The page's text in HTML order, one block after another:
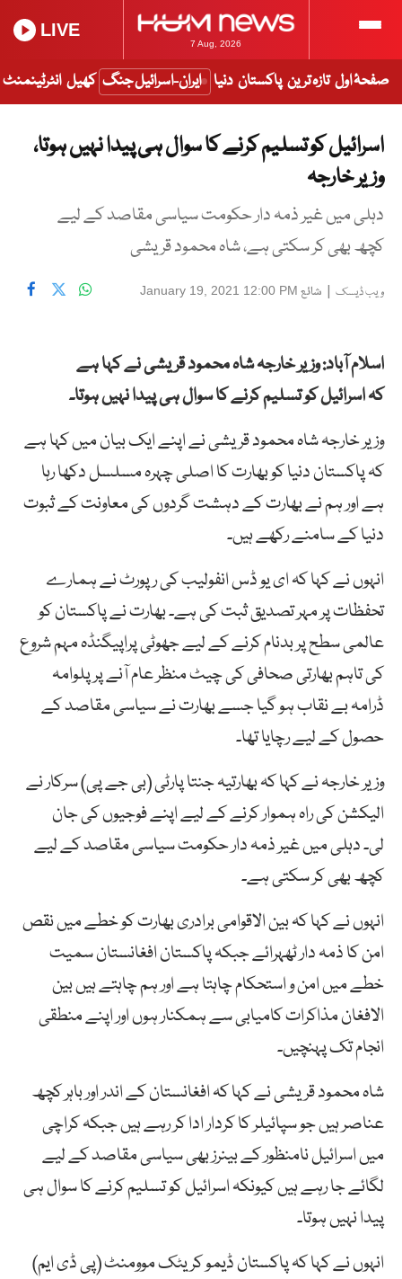
7 Aug, 2026
LIVE
صفحۂ اول تازہ ترین پاکستان دنیا ایران-اسرائیل جنگ کھیل انٹرٹینمنٹ
اسرائیل کو تسلیم کرنے کا سوال ہی پیدا نہیں ہوتا،
وزیر خارجہ
دہلی میں غیر ذمہ دار حکومت سیاسی مقاصد کے لیے
کچھ بھی کر سکتی ہے، شاہ محمود قریشی
ویب ڈیسک | شائع January 19, 2021 12:00 PM
اسلام آباد: وزیر خارجہ شاہ محمود قریشی نے کہا ہے
کہ اسرائیل کو تسلیم کرنے کا سوال ہی پیدا نہیں ہوتا۔
وزیر خارجہ شاہ محمود قریشی نے اپنے ایک بیان میں کہا ہے
کہ پاکستان دنیا کو بھارت کا اصلی چہرہ مسلسل دکھا رہا
ہے اور ہم نے بھارت کے دہشت گردوں کی معاونت کے ثبوت
دنیا کے سامنے رکھے ہیں۔
انہوں نے کہا کہ ای یو ڈس انفولیب کی رپورٹ نے ہمارے
تحفظات پر مہر تصدیق ثبت کی ہے۔ بھارت نے پاکستان کو
عالمی سطح پر بدنام کرنے کے لیے جھوٹی پراپیگنڈہ مہم شروع
کی تاہم بھارتی صحافی کی چیٹ منظر عام آنے پر پلوامہ
ڈرامہ بے نقاب ہو گیا جسے بھارت نے سیاسی مقاصد کے
حصول کے لیے رچایا تھا۔
وزیر خارجہ نے کہا کہ بھارتیہ جنتا پارٹی (بی جے پی) سرکار نے
الیکشن کی راہ ہموار کرنے کے لیے اپنے فوجیوں کی جان
لی۔ دہلی میں غیر ذمہ دار حکومت سیاسی مقاصد کے لیے
کچھ بھی کر سکتی ہے۔
انہوں نے کہا کہ بین الاقوامی برادری بھارت کو خطے میں نقص
امن کا ذمہ دار ٹھہرائے جبکہ پاکستان افغانستان سمیت
خطے میں امن و استحکام چاہتا ہے اور ہم چاہتے ہیں بین
الافغان مذاکرات کامیابی سے ہمکنار ہوں اور اپنے منطقی
انجام تک پہنچیں۔
شاہ محمود قریشی نے کہا کہ افغانستان کے اندر اور باہر کچھ
عناصر ہیں جو سپائیلر کا کردار ادا کر رہے ہیں جبکہ کراچی
میں اسرائیل نامنظور کے بینرز بھی سیاسی مقاصد کے لیے
لگائے جا رہے ہیں کیونکہ اسرائیل کو تسلیم کرنے کا سوال ہی
پیدا نہیں ہوتا۔
انہوں نے کہا کہ پاکستان ڈیمو کریٹک موومنٹ (پی ڈی ایم)